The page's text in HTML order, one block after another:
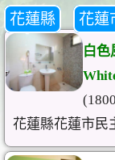
花蓮縣 花蓮
白色
花蓮縣花蓮市民